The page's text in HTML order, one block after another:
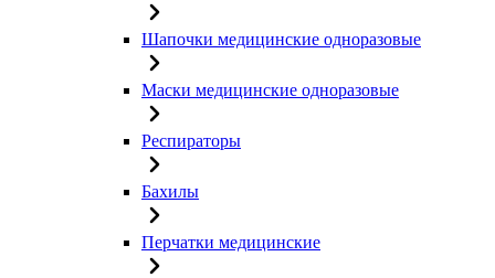
Шапочки медицинские одноразовые
Маски медицинские одноразовые
Респираторы
Бахилы
Перчатки медицинские